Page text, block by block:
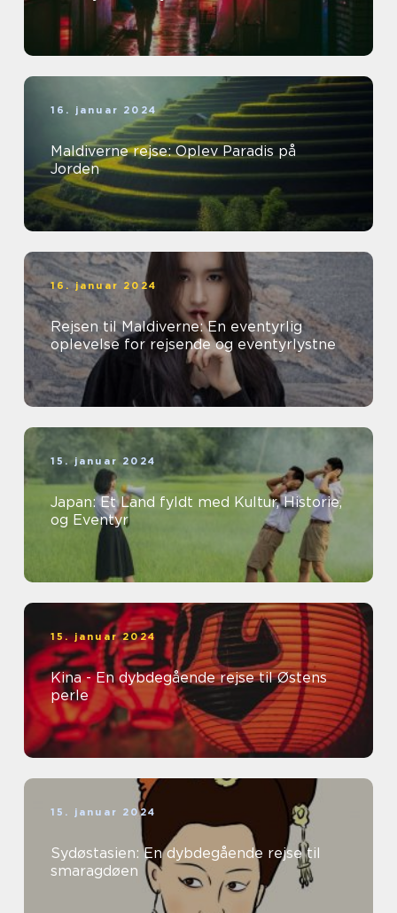
16. januar 2024
Maldiverne rejse: Oplev Paradis på
Jorden
16. januar 2024
Rejsen til Maldiverne: En eventyrlig
oplevelse for rejsende og eventyrlystne
15. januar 2024
Japan: Et Land fyldt med Kultur, Historie,
og Eventyr
15. januar 2024
Kina - En dybdegående rejse til Østens
perle
15. januar 2024
Sydøstasien: En dybdegående rejse til
smaragdøen